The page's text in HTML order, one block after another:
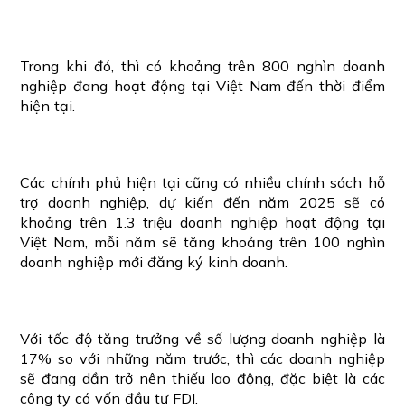
Trong khi đó, thì có khoảng trên 800 nghìn doanh
nghiệp đang hoạt động tại Việt Nam đến thời điểm
hiện tại.
Các chính phủ hiện tại cũng có nhiều chính sách hỗ
trợ doanh nghiệp, dự kiến đến năm 2025 sẽ có
khoảng trên 1.3 triệu doanh nghiệp hoạt động tại
Việt Nam, mỗi năm sẽ tăng khoảng trên 100 nghìn
doanh nghiệp mới đăng ký kinh doanh.
Với tốc độ tăng trưởng về số lượng doanh nghiệp là
17% so với những năm trước, thì các doanh nghiệp
sẽ đang dần trở nên thiếu lao động, đặc biệt là các
công ty có vốn đầu tư FDI.